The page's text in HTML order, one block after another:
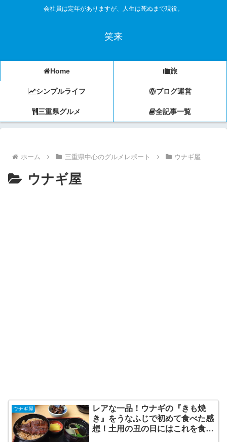
会社員は定年がありますが、人生は死ぬまで現役。
笑来
Home 旅
シンプルライフ ブログ運営
三重県グルメ 全記事一覧
ホーム 三重県中心のグルメレポート ウナギ屋
ウナギ屋
ウナギ屋
レアな一品！ウナギの『きも焼
き』をうなふじで初めて食べた感
想！土用の丑の日にはこれを食